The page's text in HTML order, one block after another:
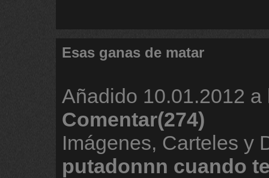
Esas ganas de matar
Añadido 10.01.2012 a
Comentar(274)
Imágenes, Carteles y
putadonnn cuando